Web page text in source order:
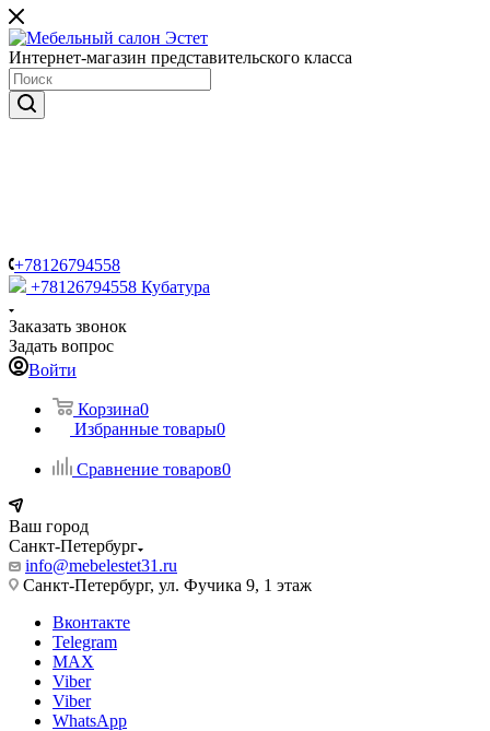
Интернет-магазин представительского класса
+78126794558
+78126794558 Кубатура
Заказать звонок
Задать вопрос
Войти
Корзина0
Избранные товары0
Сравнение товаров0
Ваш город
Санкт-Петербург
info@mebelestet31.ru
Санкт-Петербург, ул. Фучика 9, 1 этаж
Вконтакте
Telegram
MAX
Viber
Viber
WhatsApp